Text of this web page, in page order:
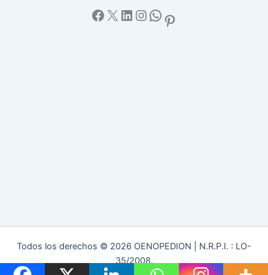
Facebook X LinkedIn Instagram WhatsApp Pinterest
Todos los derechos © 2026 OENOPEDION | N.R.P.I. : LO-
35/2008.